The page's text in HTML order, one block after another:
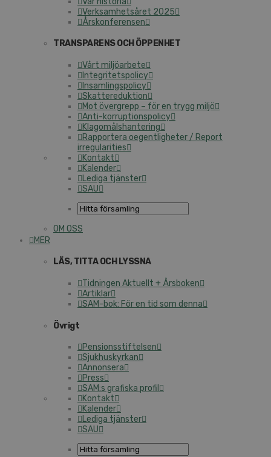
Verksamhetsåret 2025
Årskonferensen
TRANSPARENS OCH ÖPPENHET
Vårt miljöarbete
Integritetspolicy
Insamlingspolicy
Skattereduktion
Mot övergrepp – för en trygg miljö
Anti-korruptionspolicy
Klagomålshantering
Rapportera oegentligheter / Report
irregularities
Kontakt
Kalender
Lediga tjänster
SAU
OM OSS
MER
LÄS, TITTA OCH LYSSNA
Tidningen Aktuellt + Årsboken
Artiklar
SAM-bok: För en tid som denna
Övrigt
Pensionsstiftelsen
Sjukhuskyrkan
Annonsera
Press
SAM:s grafiska profil
Kontakt
Kalender
Lediga tjänster
SAU